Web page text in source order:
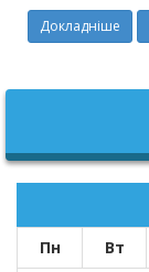
Докладніше
Пн Вт